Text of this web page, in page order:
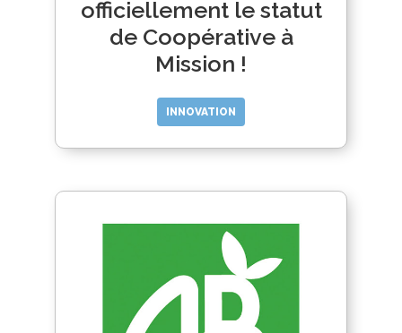
officiellement le statut
de Coopérative à
Mission !
INNOVATION